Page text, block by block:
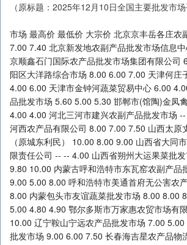
（原标题：2025年12月10日全国主要批发市
市场 最高价 最低价 大宗价 北京京丰岳各庄农副产品批发市场 8.00 7.00 7.40 北京新发地农副产品批发市场信息中心 7.00 6.00 6.50 北京顺鑫石门国际农产品批发市场集团有限公司 6.60 6.00 6.30 北京朝阳区大洋路综合市场 8.00 6.00 7.00 天津何庄子农产品批发市场 8.00 4.00 6.00 天津市金钟河蔬菜贸易中心 6.00 4.00 4.00 天津碧城农产品批发市场 5.60 5.00 5.30 邯郸市(馆陶)金凤禽蛋农贸批发市场 4.00 4.00 4.00 河北三河市建兴农副产品批发市场 -- -- 7.40 山西省太原市河西农产品有限公司 8.00 7.00 7.50 山西太原丈子头农产品物流园（原城东利民） 10.00 8.00 9.00 山西省大同市振华蔬菜批发市场有限责任公司 -- -- 4.00 山西省朔州大运果菜批发市场有限公司 10.20 9.80 10.00 内蒙古呼和浩特市东瓦窑农副产品批发市场有限责任公司 9.00 5.00 8.00 呼和浩特市美通首府无公害农产品批发市场 9.00 5.00 8.00 内蒙包头市友谊蔬菜批发市场 8.00 8.00 8.00 内蒙赤峰西城市场 5.00 4.80 4.90 鄂尔多斯市万家惠农贸市场有限公司 10.20 9.80 10.00 辽宁鞍山宁远农产品批发市场 7.00 5.00 6.00 辽宁朝阳市果菜批发市场 9.00 6.00 7.50 长春海吉星农产品物流有限公司 9.00 8.00 8.00 白山市星泰批发市场有限公司 -- -- 10.00 中俄国际农产品交易中心 12.00 6.00 9.00 黑龙江省华博农产品市场有限公司 8.00 6.00 6.50 黑龙江鹤岗市万圃源蔬菜有限责任公司 7.00 7.00 7.00 上海农产品中心批发市场经营管理有限公司 8.00 6.00 7.00 上海市江桥批发市场经营管理有限公司 10.00 9.00 9.50 南京农副产品物流配送中心有限公司 7.20 7.00 7.10 江苏宜兴市瑞德蔬菜果品批发市场有限公司 7.00 6.00 6.50 徐州农副产品中心批发市场 5.00 3.60 4.30 徐州东高农产品市场管理有限公司 5.80 5.00 5.40 江苏凌家塘市场发展有限公司 15.00 10.00 12.00 江苏苏浙皖边界市场发展有限公司 -- -- 16.00 江苏苏州南环桥农副产品批发市场 4.00 3.20 3.60 江苏联谊农副产品批发市场 8.00 5.00 7.00 宁波蔬菜批发市场有限公司 6.80 4.80 5.80 浙江嘉兴蔬菜批发交易市场 -- -- 4.33 绍兴市蔬菜果品批发交易市场有限公司 -- -- 9.00 马鞍山市安民农副产品贸易有限公司 7.60 6.00 6.80 安徽省淮北市中瑞农产品批发市场 -- -- 8.00 天长市永福农副产品批发市场 8.00 7.20 7.60 阜阳农产品中心批发市场 8.00 5.60 6.40 北海果业砀山惠丰市场有限公司 -- -- 7.00 安徽六安市裕安区紫竹林农产品批发市场 7.00 3.50 4.30 福建省福鼎市商贸业服务中心 7.00 5.40 6.40 南昌深圳农产品中心批发市场有限公司 8.40 8.00 8.20 江西乐平蔬菜农产品批发大市场 6.40 6.00 6.20 江西九江琵琶湖农产品物流有限公司 6.00 5.00 5.40 青岛抚顺路蔬菜副食品批发市场股份有限公司 10.00 6.00 8.60 青岛市城阳蔬菜水产品批发市场有限公司 7.60 6.00 7.20 山东凯盛国际农产品物流城 4.00 3.00 3.50 山东德州黑马农贸水产批发市